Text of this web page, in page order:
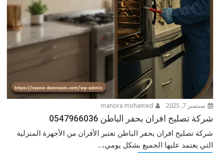
سبتمبر 7, 2025
شركة تصليح افران بحفر الباطن 0547966036
شركة تصليح افران بحفر الباطن تعتبر الأفران من الأجهزة المنزلية
التي يعتمد عليها الجميع بشكل يومي،...